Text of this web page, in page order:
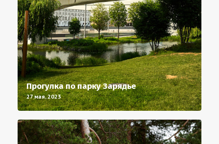
Прогулка по парку Зарядье
27 мая, 2023